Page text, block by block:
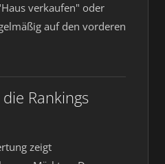
verkaufen" oder
auf den vorderen
Rankings
zeigt